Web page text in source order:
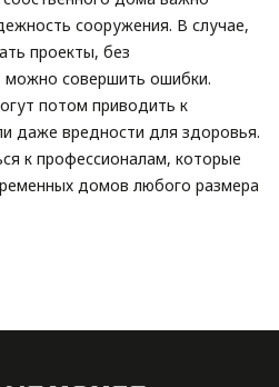
сооружения. В случае,
проекты, без
можно совершить ошибки.
потом приводить к
даже вредности для здоровья.
к профессионалам, которые
домов любого размера